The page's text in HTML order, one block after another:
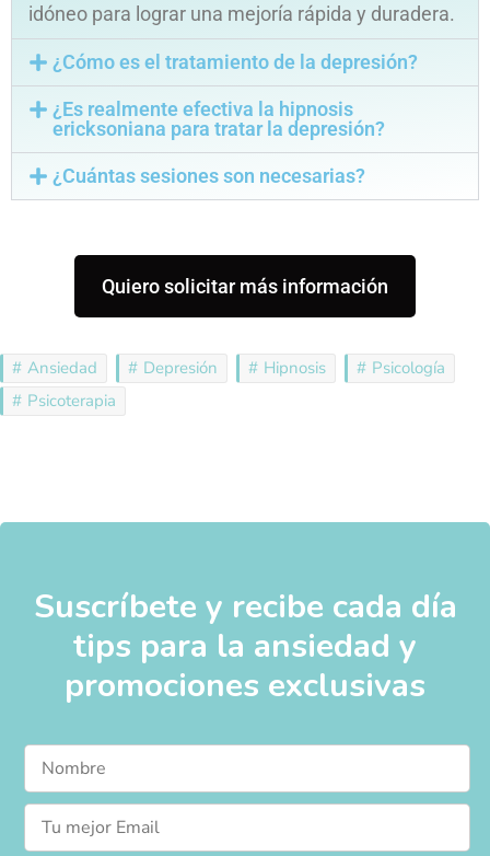
idóneo para lograr una mejoría rápida y duradera.
¿Cómo es el tratamiento de la depresión?
¿Es realmente efectiva la hipnosis
ericksoniana para tratar la depresión?
¿Cuántas sesiones son necesarias?
Quiero solicitar más información
Ansiedad Depresión Hipnosis
Psicología
Psicoterapia
Suscríbete y recibe cada día
tips para la ansiedad y
promociones exclusivas